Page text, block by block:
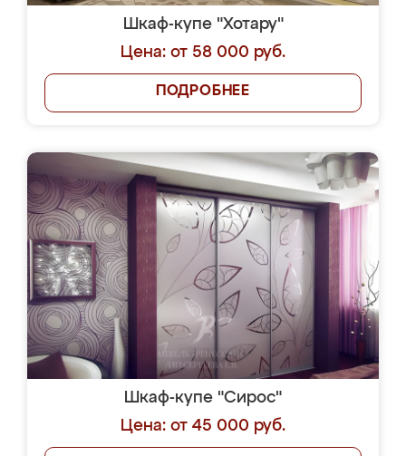
Шкаф-купе "Хотару"
Цена: от 58 000 руб.
ПОДРОБНЕЕ
Шкаф-купе "Сирос"
Цена: от 45 000 руб.